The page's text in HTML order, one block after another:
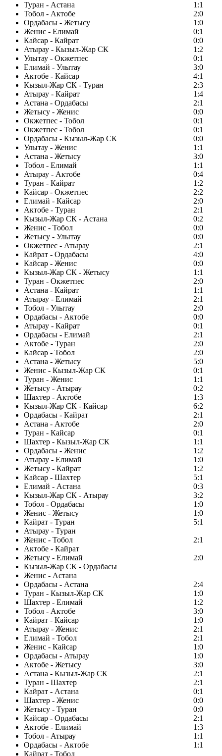
Туран - Астана
1:1
Тобол - Актобе
2:0
Ордабасы - Жетысу
1:0
Женис - Елимай
0:1
Кайсар - Кайрат
0:0
Атырау - Кызыл-Жар СК
1:2
Улытау - Окжетпес
0:1
Елимай - Улытау
3:0
Актобе - Кайсар
4:1
Кызыл-Жар СК - Туран
2:3
Атырау - Кайрат
1:4
Астана - Ордабасы
2:1
Жетысу - Женис
0:0
Окжетпес - Тобол
0:1
Окжетпес - Тобол
0:1
Ордабасы - Кызыл-Жар СК
0:0
Улытау - Женис
1:1
Астана - Жетысу
3:0
Тобол - Елимай
1:1
Атырау - Актобе
0:4
Туран - Кайрат
1:2
Кайсар - Окжетпес
2:2
Елимай - Кайсар
2:0
Актобе - Туран
2:1
Кызыл-Жар СК - Астана
0:2
Женис - Тобол
0:0
Жетысу - Улытау
0:0
Окжетпес - Атырау
2:1
Кайрат - Ордабасы
4:0
Кайсар - Женис
0:0
Кызыл-Жар СК - Жетысу
1:1
Туран - Окжетпес
2:0
Астана - Кайрат
1:1
Атырау - Елимай
2:1
Тобол - Улытау
2:0
Ордабасы - Актобе
0:0
Атырау - Кайрат
0:1
Ордабасы - Елимай
2:1
Актобе - Туран
2:0
Кайсар - Тобол
2:0
Астана - Жетысу
5:0
Женис - Кызыл-Жар СК
0:1
Туран - Женис
1:1
Жетысу - Атырау
0:2
Шахтер - Актобе
1:3
Кызыл-Жар СК - Кайсар
6:2
Ордабасы - Кайрат
2:1
Астана - Актобе
2:0
Туран - Кайсар
0:1
Шахтер - Кызыл-Жар СК
1:1
Ордабасы - Женис
1:2
Атырау - Елимай
1:0
Жетысу - Кайрат
1:2
Кайсар - Шахтер
5:1
Елимай - Астана
0:3
Кызыл-Жар СК - Атырау
3:2
Тобол - Ордабасы
1:0
Женис - Жетысу
1:0
Кайрат - Туран
5:1
Атырау - Туран
Женис - Тобол
2:1
Актобе - Кайрат
Жетысу - Елимай
2:0
Кызыл-Жар СК - Ордабасы
Женис - Астана
Ордабасы - Астана
2:4
Туран - Кызыл-Жар СК
1:0
Шахтер - Елимай
1:2
Тобол - Актобе
3:0
Кайрат - Кайсар
1:0
Атырау - Женис
2:1
Елимай - Тобол
2:1
Женис - Кайсар
1:0
Ордабасы - Атырау
1:0
Актобе - Жетысу
3:0
Астана - Кызыл-Жар СК
2:1
Туран - Шахтер
2:1
Кайрат - Астана
0:1
Шахтер - Женис
0:0
Жетысу - Туран
0:0
Кайсар - Ордабасы
2:1
Актобе - Елимай
1:3
Тобол - Атырау
1:1
Ордабасы - Актобе
1:1
Кайрат - Тобол